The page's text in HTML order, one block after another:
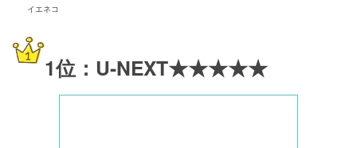
イエネコ
1位：U-NEXT★★★★★